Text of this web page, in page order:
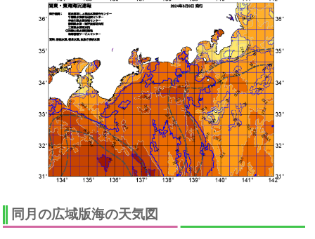
同月の広域版海の天気図